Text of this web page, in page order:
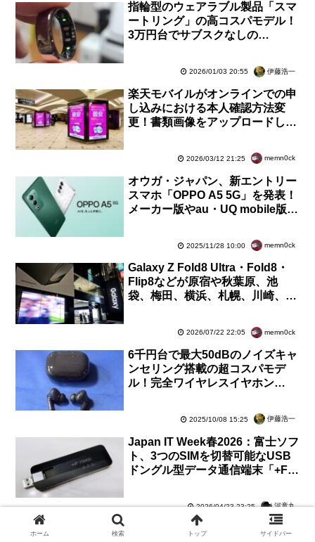
指輪型のウェアラブル製品「スマ
ートリング」の高コスパモデル！
3万円台でサブスクなしの
2026/01/03 20:55 伊藤浩一
楽天モバイルがオンラインでの申
し込みにおける本人確認方法変
更！書類画像をアップロードして
2026/03/12 21:25 memn0ck
オウガ・ジャパン、新エントリー
スマホ「OPPO A5 5G」を発表！
メーカー版やau・UQ mobile版、
2025/11/28 10:00 memn0ck
Galaxy Z Fold8 Ultra・Fold8・
Flip8などが原宿や秋葉原、池
袋、梅田、横浜、札幌、川崎、京
2026/07/22 22:05 memn0ck
6千円台で最大50dBのノイズキャ
ンセリング搭載の超コスパモデ
ル！完全ワイヤレスイヤホン
ANC」を試す【レビュー】
2025/10/08 15:25 伊藤浩一
Japan IT Week春2026：富士ソフ
ト、3つのSIMを切替可能なUSB
ドングル型データ通信端末「+F
2026/04/23 23:25 河童丸
ホーム 検索 トップ サイドバー